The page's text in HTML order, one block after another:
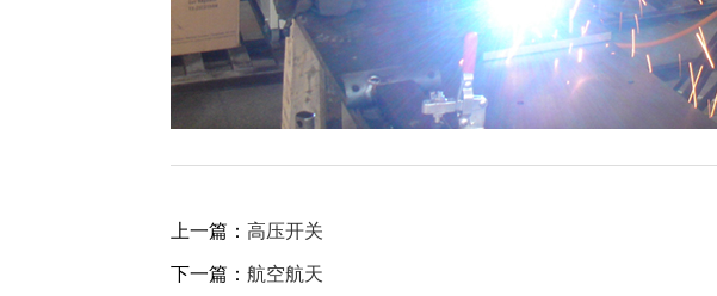
上一篇：高压开关
下一篇：航空航天